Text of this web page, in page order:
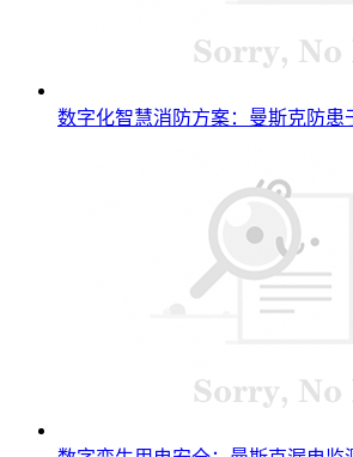
数字化智慧消防方案：曼斯克防患